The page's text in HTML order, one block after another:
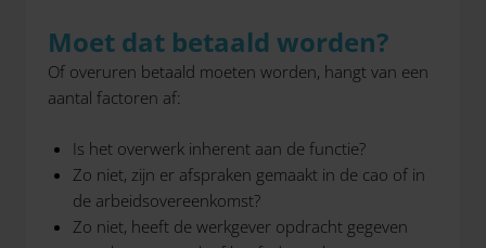
Moet dat betaald worden?
Of overuren betaald moeten worden, hangt van een
aantal factoren af:
Is het overwerk inherent aan de functie?
Zo niet, zijn er afspraken gemaakt in de cao of in
de arbeidsovereenkomst?
Zo niet, heeft de werkgever opdracht gegeven